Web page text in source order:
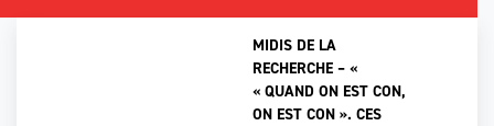
MIDIS DE LA
RECHERCHE – «
« QUAND ON EST CON,
ON EST CON ». CES